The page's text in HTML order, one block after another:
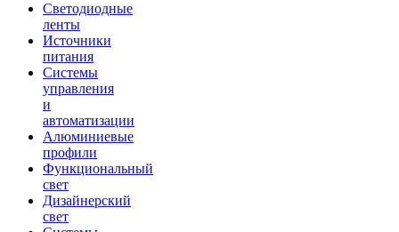
Светодиодные
ленты
Источники
питания
Системы
управления
и
автоматизации
Алюминиевые
профили
Функциональный
свет
Дизайнерский
свет